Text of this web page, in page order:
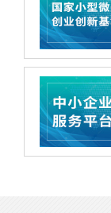
查看